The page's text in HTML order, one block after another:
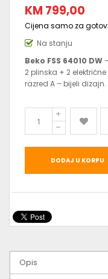
KM 799,00
Cijena samo za
Na stanju
Beko FSS 64010 DW
2 plinska + 2
razred A – bijeli dizajn.
DODAJ U KORPU
Opis